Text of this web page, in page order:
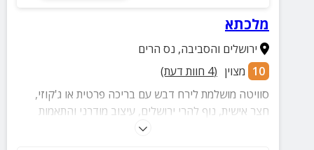
מלכתא
ירושלים והסביבה, נס הרים
10 מצוין (
4 חוות דעת)
סוויטה מושלמת לירח דבש עם בריכה פרטית או ג'קוזי,
חצר אישית, נוף להרי ירושלים, עיצוב מודרני והתאמות
מלאות לשומרי שבת – חופשה רומנטית, שקטה ומלאת